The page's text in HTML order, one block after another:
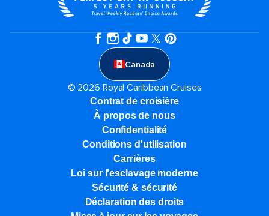
Canada
© 2026 Royal Caribbean Cruises
Contrat de croisière
À propos de nous
Confidentialité
Conditions d'utilisation
Carrières
Loi sur l'esclavage moderne
Sécurité & sécurité
Déclaration des droits